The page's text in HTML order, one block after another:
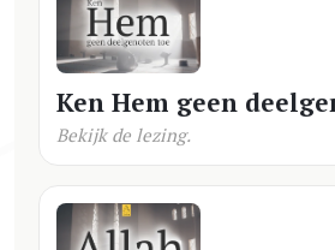
Ken Hem geen
Bekijk de lezing.